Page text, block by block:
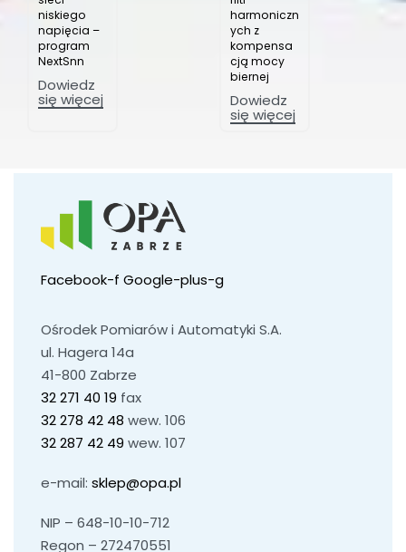
niskiego
napięcia –
program
NextSnn
Dowiedz
się więcej
harmoniczn
ych z
kompensa
cją mocy
biernej
Dowiedz
się więcej
Facebook-f Google-plus-g
Ośrodek Pomiarów i Automatyki S.A.
ul. Hagera 14a
41-800 Zabrze
32 271 40 19 fax
32 278 42 48 wew. 106
32 287 42 49 wew. 107
e-mail: sklep@opa.pl
NIP – 648-10-10-712
Regon – 272470551